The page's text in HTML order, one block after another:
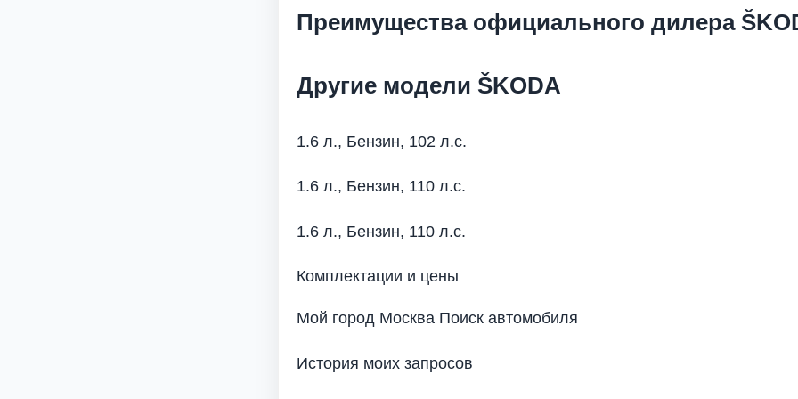
Преимущества официального дилера
Другие модели ŠKODA
1.6 л., Бензин, 102 л.с.
1.6 л., Бензин, 110 л.с.
1.6 л., Бензин, 110 л.с.
Комплектации и цены
Мой город Москва Поиск автомобиля
История моих запросов